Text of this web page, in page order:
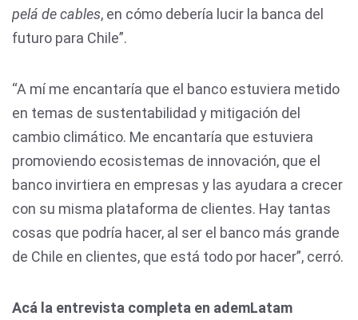
pelá de cables, en cómo debería lucir la banca del
futuro para Chile”.
“A mí me encantaría que el banco estuviera metido
en temas de sustentabilidad y mitigación del
cambio climático. Me encantaría que estuviera
promoviendo ecosistemas de innovación, que el
banco invirtiera en empresas y las ayudara a crecer
con su misma plataforma de clientes. Hay tantas
cosas que podría hacer, al ser el banco más grande
de Chile en clientes, que está todo por hacer”, cerró.
Acá la entrevista completa en ademLatam